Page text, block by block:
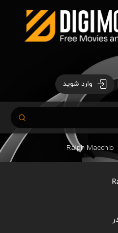
وارد شوید
Ralph Macchio